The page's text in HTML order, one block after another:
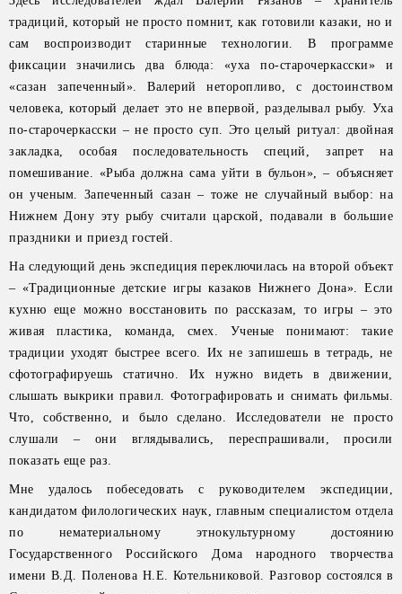
традиций, который не просто помнит, как готовили казаки, но и
сам воспроизводит старинные технологии. В программе
фиксации значились два блюда: «уха по-старочеркасски» и
«сазан запеченный». Валерий неторопливо, с достоинством
человека, который делает это не впервой, разделывал рыбу. Уха
по-старочеркасски – не просто суп. Это целый ритуал: двойная
закладка, особая последовательность специй, запрет на
помешивание. «Рыба должна сама уйти в бульон», – объясняет
он ученым. Запеченный сазан – тоже не случайный выбор: на
Нижнем Дону эту рыбу считали царской, подавали в большие
праздники и приезд гостей.
На следующий день экспедиция переключилась на второй объект
– «Традиционные детские игры казаков Нижнего Дона». Если
кухню еще можно восстановить по рассказам, то игры – это
живая пластика, команда, смех. Ученые понимают: такие
традиции уходят быстрее всего. Их не запишешь в тетрадь, не
сфотографируешь статично. Их нужно видеть в движении,
слышать выкрики правил. Фотографировать и снимать фильмы.
Что, собственно, и было сделано. Исследователи не просто
слушали – они вглядывались, переспрашивали, просили
показать еще раз.
Мне удалось побеседовать с руководителем экспедиции,
кандидатом филологических наук, главным специалистом отдела
по нематериальному этнокультурному достоянию
Государственного Российского Дома народного творчества
имени В.Д. Поленова Н.Е. Котельниковой. Разговор состоялся в